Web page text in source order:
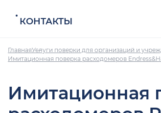
КОНТАКТЫ
ГлавнаяУслуги поверки для организаций и
Имитационная поверка расходомеров
Имитационная